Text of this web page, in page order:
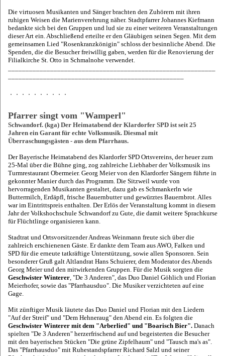
Die virtuosen Musikanten und Sänger brachten den Zuhörern mit ihren
ruhigen Weisen die Marienverehrung näher. Stadtpfarrer Johannes Kiefmann
bedankte sich bei den Gruppen und lud sie zu einer weiteren Veranstaltungen
dieser Art ein. Abschließend erteilte er den Gläubigen seinen Segen. Mit dem
gemeinsamen Lied "Rosenkranzkönigin" schloss der besinnliche Abend. Die
Spenden, die die Besucher freiwillig gaben, werden für die Renovierung der
Filialkirche St. Otto in Schmalnohe verwendet.
Pfarrer singt vom "Wamperl"
Schwandorf. (kga) Der Heimatabend der Klardorfer SPD ist seit 25
Jahren ein Garant für echte Volksmusik. Diesmal mit
Überraschungsgästen - aus dem Pfarrhaus.
Der Bayerische Heimatabend des Klardorfer SPD Ortsvereins, der heuer zum
25-Mal über die Bühne ging, zog zahlreiche Liebhaber der Volksmusik ins
Turmrestaurant Obermeier. Georg Meier von den Klardorfer Sängern führte in
gekonnter Manier durch das Programm. Die Sitzweil wurde von
hervorragenden Musikanten gestaltet, dazu gab es Schmankerln wie
Buttermilch, Erdäpfl, frische Bauernbutter und gewürztes Bauernbrot. Alles
war im Eintrittspreis enthalten. Der Erlös der Veranstaltung kommt in diesem
Jahr der Volkshochschule Schwandorf zu Gute, die damit weitere Sprachkurse
für Flüchtlinge organisieren kann.
Stadtrat und Ortsvorsitzender Andreas Weinmann freute sich über die
zahlreich erschienenen Gäste. Er dankte dem Team aus AWO, Falken und
SPD für die erneute tatkräftige Unterstützung, sowie allen Sponsoren. Sein
besonderer Gruß galt Altlandrat Hans Schuierer, dem Moderator des Abends
Georg Meier und den mitwirkenden Gruppen. Für die Musik sorgten die
Geschwister Winterer, "De 3 Anderen", das Duo Daniel Göhlich und Florian
Meierhofer, sowie das "Pfarrhausduo". Die Musiker verzichteten auf eine
Gage.
Mit zünftiger Musik läutete das Duo Daniel und Florian mit den Liedern
"Auf der Streif" und "Dem Hehneraug" den Abend ein. Es folgten die
Geschwister Winterer mit dem "Arberlied" und "Boarisch Bier". Danach
spielten "De 3 Anderen" herzerfrischend auf und begeisterten die Besucher
mit den bayerischen Stücken "Die grüne Zipfelhaum" und "Tausch ma's as".
Das "Pfarrhausduo" mit Ruhestandspfarrer Richard Salzl und seiner